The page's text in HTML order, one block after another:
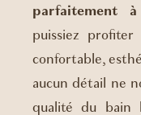
parfaitement
puissiez profiter
confortable,
aucun détail ne
qualité du bain